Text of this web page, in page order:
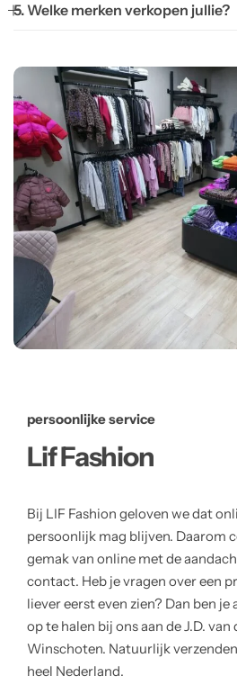
5. Welke merken verkopen jullie?
persoonlijke service
Lif Fashion
Bij LIF Fashion geloven we dat
persoonlijk mag blijven. Daarom
gemak van online met de
contact. Heb je vragen over een
liever eerst even zien? Dan ben
op te halen bij ons aan de J.D.
Winschoten. Natuurlijk
heel Nederland.